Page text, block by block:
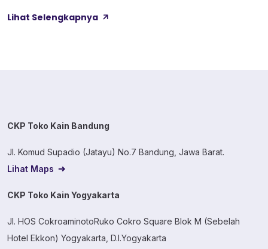
berbeda, karena masing-masing dikembangkan dari jenis
Lihat Selengkapnya
CKP Toko Kain Bandung
Jl. Komud Supadio (Jatayu) No.7 Bandung, Jawa Barat.
Lihat Maps
CKP Toko Kain Yogyakarta
Jl. HOS CokroaminotoRuko Cokro Square Blok M (Sebelah
Hotel Ekkon) Yogyakarta, D.I.Yogyakarta